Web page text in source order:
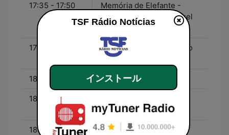
17:35 - 17:50
Memória de Elefante -
Mário Fernando e Manuel
Costa Monteiro
17:50 - 18:00
Tem a palavra... - António
Garcia Pereira
18:00 - 18:20 Noticiário
18:20 - 18:30
Melo
18:30 - 19:00 Jornal de Desporto
TSF Rádio Notícias
インストール